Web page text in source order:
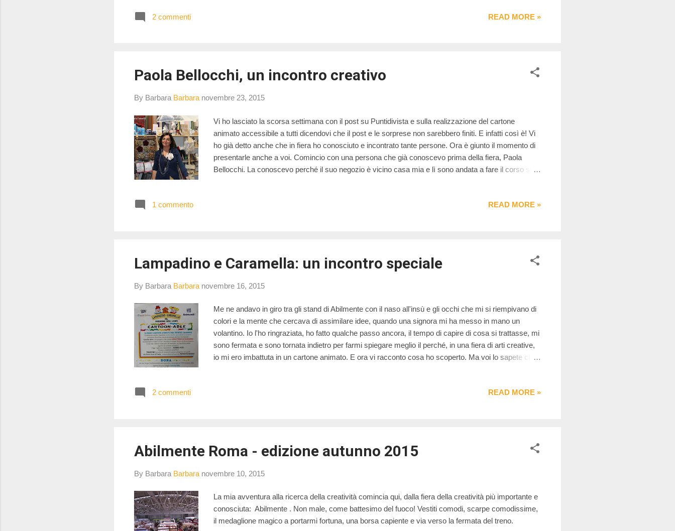
2 commenti READ MORE »
Paola Bellocchi, un incontro creativo
By Barbara Barbara novembre 23, 2015
Vi ho lasciato la scorsa settimana con il post su Puntidivista e sulla realizzazione del cartone
animato accessibile a tutti dicendovi che il post e le sorprese non sarebbero finiti. E infatti così è! Vi
ho già detto anche che in fiera ho conosciuto e incontrato tante persone. Ora è giunto il momento di
presentarle anche a voi. Comincio con una persona che già conoscevo prima della fiera, Paola
Bellocchi. La conoscevo perché il suo negozio è vicino casa mia e lì sono andata a fare il corso sul
1 commento
READ MORE »
Lampadino e Caramella: un incontro speciale
By Barbara Barbara novembre 16, 2015
Me ne andavo in giro tra gli stand di Abilmente con il naso all'insù e gli occhi che mi si riempivano di
colori e la mente che cercava di assimilare idee, quando una signora mi ha messo in mano un
volantino. Io l'ho ringraziata, ho fatto qualche passo ancora, il tempo di capire di cosa si trattasse, mi
sono fermata e sono tornata indietro per farmi spiegare meglio il perché, in una fiera di arti creative,
io mi ero imbattuta in un cartone animato. E ora vi racconto cosa ho scoperto. Ma voi lo sapete che
mica mai pensato. Insomma, io avevo considerato il cartone animato come una specie di zona
2 commenti READ MORE »
Abilmente Roma - edizione autunno 2015
By Barbara Barbara novembre 10, 2015
La mia avventura alla ricerca della creatività comincia qui, dalla fiera della creatività più importante e
conosciuta: Abilmente . Non male, come battesimo del fuoco! Vestiti comodi, scarpe comodissime,
il medaglione magico a portarmi fortuna, una borsa capiente e via verso la fermata del treno.